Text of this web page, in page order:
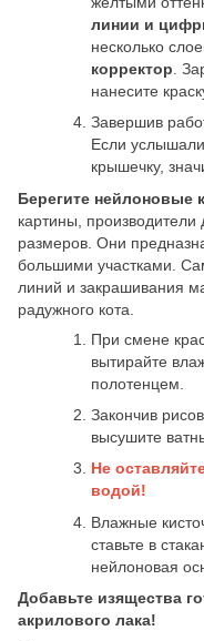
линии и
несколько
корректор .
нанесите
Завершив
Если
крышечку,
Берегите нейлоновые
картины, производители
размеров. Они
большими участками.
линий и закрашивания
радужного кота.
При смене
вытирайте
полотенцем.
Закончив
высушите
Не
водой!
Влажные
ставьте в
нейлоновая
Добавьте изящества
акрилового лака!